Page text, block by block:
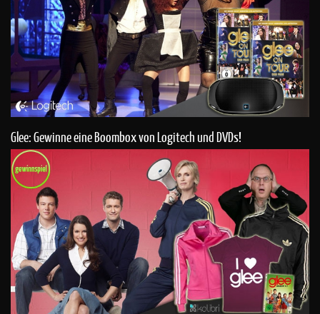
Glee: Gewinne eine Boombox von Logitech und DVDs!